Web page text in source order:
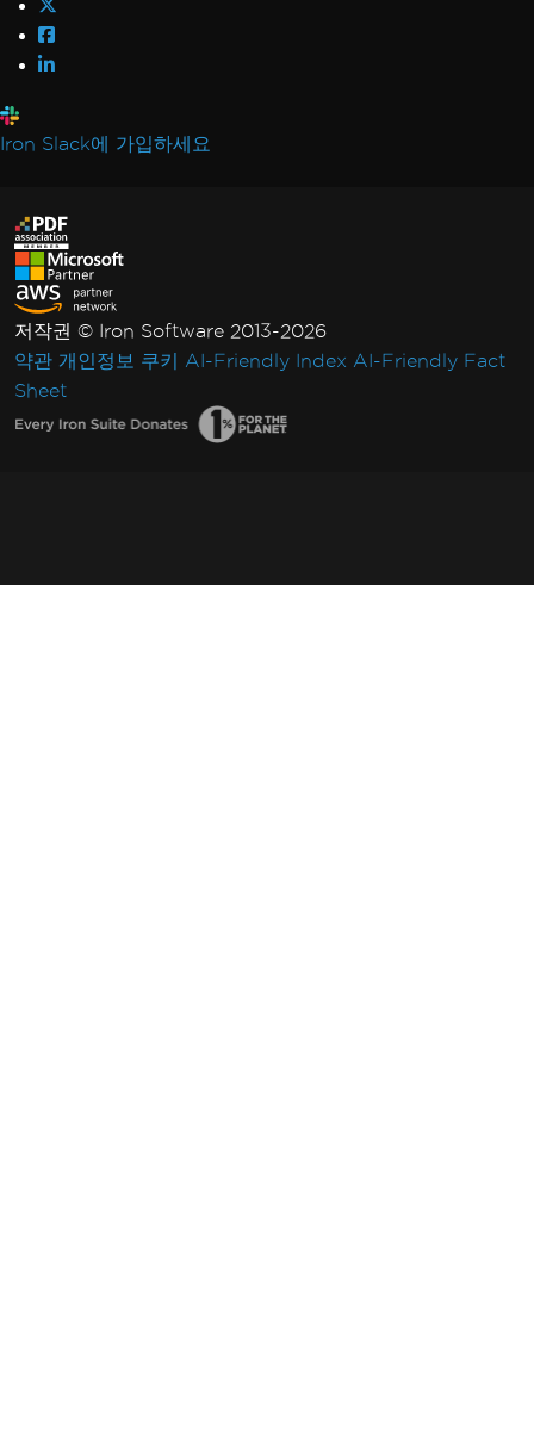
Iron Slack에 가입하세요
저작권 © Iron Software 2013-2026
약관 개인정보 쿠키 AI-Friendly Index AI-Friendly Fact
Sheet